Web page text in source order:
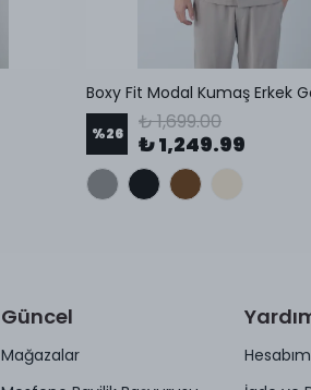
Boxy Fit Modal Kumaş Erkek
%26 ₺ 1,699.00
₺ 1,249.99
Güncel
Mağazalar